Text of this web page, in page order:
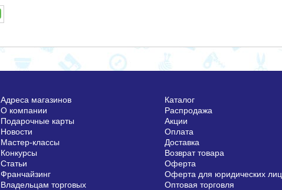
Адреса магазинов
О компании
Подарочные карты
Новости
Мастер-классы
Конкурсы
Статьи
Франчайзинг
Владельцам торговых
Каталог
Распродажа
Акции
Оплата
Доставка
Возврат товара
Оферта
Оферта для юридических лиц
Оптовая торговля